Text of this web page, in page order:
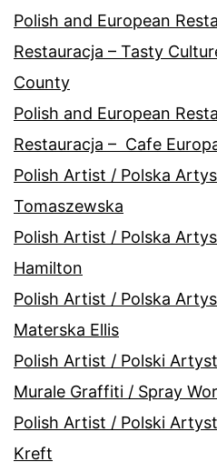
Polish and European
Restauracja – Tasty
County
Polish and European
Restauracja – Cafe
Polish Artist / Polska
Tomaszewska
Polish Artist / Polska
Hamilton
Polish Artist / Polska
Materska Ellis
Polish Artist / Polski
Murale Graffiti / Spray
Polish Artist / Polski
Kreft